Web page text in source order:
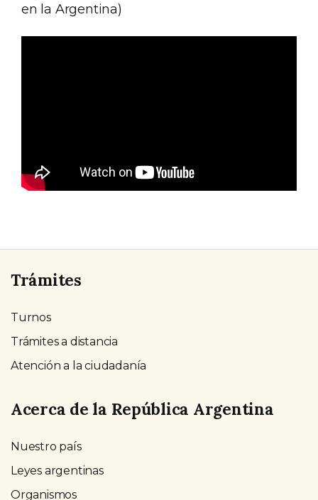
en la Argentina)
Trámites
Turnos
Trámites a distancia
Atención a la ciudadanía
Acerca de la República Argentina
Nuestro país
Leyes argentinas
Organismos